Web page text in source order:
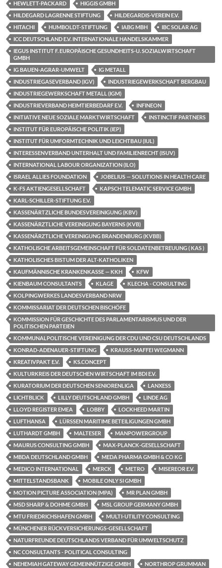
HEWLETT-PACKARD
HIGGIS GMBH
HILDEGARD LAGRENNE STIFTUNG
HILDEGARDIS-VEREIN E.V.
HITACHI
HUMBOLDT-STIFTUNG IABG MBH
IBC SOLAR AG
ICC DEUTSCHLAND E.V. INTERNATIONALE HANDELSKAMMER
IEGUS INSTITUT F. EUROPÄISCHE GESUNDHEITS-U. SOZIALWIRTSCHAFT
GMBH
IG BAUEN-AGRAR-UMWELT
IG METALL
INDUSTRIEGASEVERBAND (IGV)
INDUSTRIEGEWERKSCHAFT BERGBAU
INDUSTRIEGEWERKSCHAFT METALL (IGM)
INDUSTRIEVERBAND HEIMTIERBEDARF E.V.
INFINEON
INITIATIVE NEUE SOZIALE MARKTWIRTSCHAFT
INSTINCTIF PARTNERS
INSTITUT FÜR EUROPÄISCHE POLITIK (IEP)
INSTITUT FÜR UMFORMTECHNIK UND LEICHTBAU (IUL)
INTERESSENVERBAND UNTERHALT UND FAMILIENRECHT (ISUV)
INTERNATIONAL LABOUR ORGANIZATION (ILO)
ISRAEL ALLIES FOUNDATION
JOBELIUS — SOLUTIONS IN HEALTH CARE
K-FS AKTIENGESELLSCHAFT
KAPSCH TELEMATIC SERVICE GMBH
KARL-SCHILLER-STIFTUNG E.V.
KASSENÄRTZLICHE BUNDESVEREINIGUNG (KBV)
KASSENÄRZTLICHE VEREINIGUNG BAYERNS (KVB)
KASSENÄRZTLICHE VEREINIGUNG BRANDENBURG (KVBB)
KATHOLISCHE ARBEITSGEMEINSCHAFT FÜR SOLDATENBETREUUNG ( KAS )
KATHOLISCHES BISTUM DER ALT-KATHOLIKEN
KAUFMÄNNISCHE KRANKENKASSE — KKH
KFW
KIENBAUM CONSULTANTS
KLAGE
KLECHA - CONSULTING
KOLPINGWERKES LANDESVERBAND NRW
KOMMISSARIAT DER DEUTSCHEN BISCHÖFE
KOMMISSION FÜR GESCHICHTE DES PARLAMENTARISMUS UND DER
POLITISCHEN PARTEIEN
KOMMUNALPOLITISCHE VEREINIGUNG DER CDU UND CSU DEUTSCHLANDS
KONRAD-ADENAUER-STIFTUNG
KRAUSS-MAFFEI WEGMANN
KREATIVPAKT E.V.
KS.CONCEPT
KULTURKREIS DER DEUTSCHEN WIRTSCHAFT IM BDI E.V.
KURATORIUM DER DEUTSCHEN SENIORENLIGA
LANXESS
LICHTBLICK
LILLY DEUTSCHLAND GMBH
LINDE AG
LLOYD REGISTER EMEA
LOBBY
LOCKHEED MARTIN
LUFTHANSA
LÜRSSEN MARITIME BETEILIGUNGEN GMBH
LUTHARDT GMBH
MALTESER
MANPOWERGROUP
MAURUS CONSULTING GMBH
MAX-PLANCK-GESELLSCHAFT
MBDA DEUTSCHLAND GMBH
MEDA PHARMA GMBH & CO KG
MEDICO INTERNATIONAL
MERCK METRO
MISEREOR E.V.
MITTELSTANDSBANK
MOBILE ONLY SI GMBH
MOTION PICTURE ASSOCIATION (MPA)
MR PLAN GMBH
MSD SHARP & DOHME GMBH
MSL GROUP GERMANY GMBH
MTU FRIEDRICHSHAFEN GMBH
MULTI-UTILITY CONSULTING
MÜNCHENER RÜCKVERSICHERUNGS-GESELLSCHAFT
NATURFREUNDE DEUTSCHLANDS VERBAND FÜR UMWELTSCHUTZ
NC CONSULTANTS - POLITICAL CONSULTING
NEHEMIAH GATEWAY GEMEINNÜTZIGE GMBH
NORTHROP GRUMMAN